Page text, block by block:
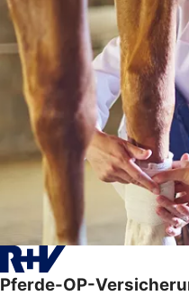
Pferde-OP-